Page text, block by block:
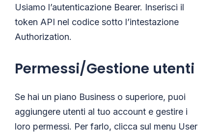
Usiamo l’autenticazione Bearer. Inserisci il
token API nel codice sotto l’intestazione
Authorization.
Permessi/Gestione utenti
Se hai un piano Business o superiore, puoi
aggiungere utenti al tuo account e gestire i
loro permessi. Per farlo, clicca sul menu User